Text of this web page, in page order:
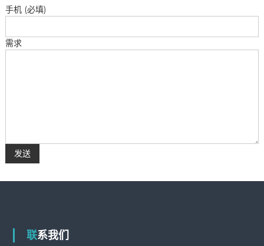
手机 (必填)
需求
联系我们